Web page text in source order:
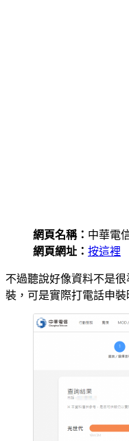
網頁名稱： 中華電
網頁網址： 按這裡
不過聽說好像資料不是
裝，可是實際打電話申